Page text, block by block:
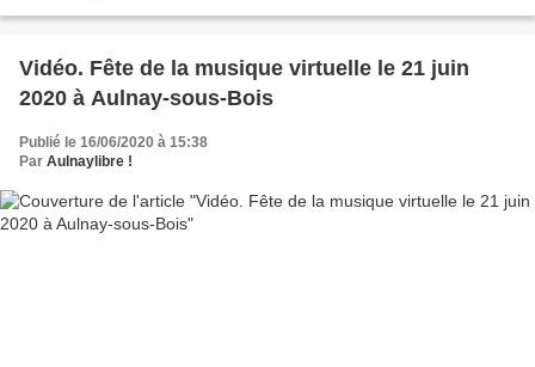
Vidéo. Fête de la musique virtuelle le 21 juin
2020 à Aulnay-sous-Bois
Publié le 16/06/2020 à 15:38
Par Aulnaylibre !